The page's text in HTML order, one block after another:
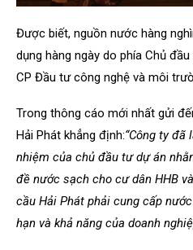
Được biết, nguồn nước hàng
dụng hàng ngày do phía Chủ
CP Đầu tư công nghệ và môi
Trong thông cáo mới nhất gửi
Hải Phát khẳng định:“Công ty
nhiệm của chủ đầu tư dự án
đề nước sạch cho cư dân HHB
cầu Hải Phát phải cung cấp
hạn và khả năng của doanh